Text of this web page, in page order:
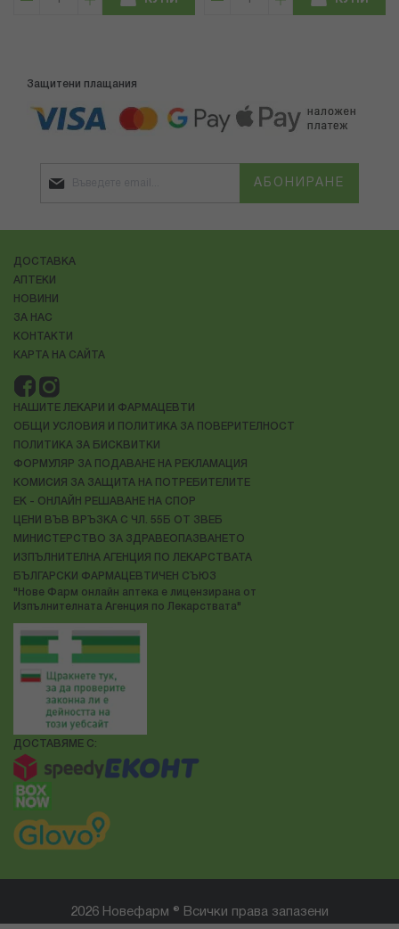
Защитени плащания
АБОНИРАНЕ
ДОСТАВКА
АПТЕКИ
НОВИНИ
ЗА НАС
КОНТАКТИ
КАРТА НА САЙТА
НАШИТЕ ЛЕКАРИ И ФАРМАЦЕВТИ
ОБЩИ УСЛОВИЯ И ПОЛИТИКА ЗА ПОВЕРИТЕЛНОСТ
ПОЛИТИКА ЗА БИСКВИТКИ
ФОРМУЛЯР ЗА ПОДАВАНЕ НА РЕКЛАМАЦИЯ
КОМИСИЯ ЗА ЗАЩИТА НА ПОТРЕБИТЕЛИТЕ
ЕК - ОНЛАЙН РЕШАВАНЕ НА СПОР
ЦЕНИ ВЪВ ВРЪЗКА С ЧЛ. 55Б ОТ ЗВЕБ
МИНИСТЕРСТВО ЗА ЗДРАВЕОПАЗВАНЕТО
ИЗПЪЛНИТЕЛНА АГЕНЦИЯ ПО ЛЕКАРСТВАТА
БЪЛГАРСКИ ФАРМАЦЕВТИЧЕН СЪЮЗ
"Нове Фарм онлайн аптека е лицензирана от
Изпълнителната Агенция по Лекарствата"
ДОСТАВЯМЕ С:
2026 Новефарм ® Всички права запазени